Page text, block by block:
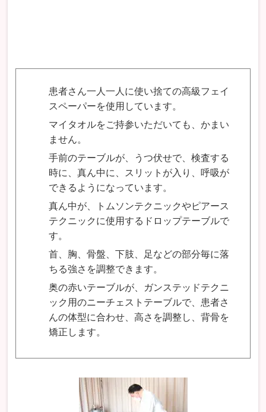
患者さん一人一人に使い捨ての高級フェイ
スペーパーを使用しています。
マイタオルをご持参いただいても、かまい
ません。
手前のテーブルが、うつ伏せで、検査する
時に、真ん中に、スリットが入り、呼吸が
できるようになっています。
真ん中が、トムソンテクニックやピアース
テクニックに使用するドロップテーブルで
す。
首、胸、骨盤、下肢、足などの部分毎に落
ちる強さを調整できます。
奥の赤いテーブルが、ガンステッドテクニ
ック用のニーチェストテーブルで、患者さ
んの体型に合わせ、高さを調整し、背骨を
矯正します。